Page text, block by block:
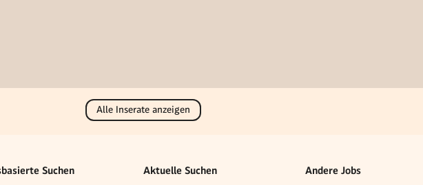
Alle Inserate anzeigen
Suchen Aktuelle Suchen Andere Jobs